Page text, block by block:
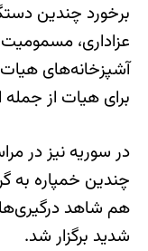
برخورد چندین
عزاداری،
آشپزخانه‌های
برای هیات از
در سوریه نیز در
چندین خمپاره به
هم شاهد
شدید برگزار شد.